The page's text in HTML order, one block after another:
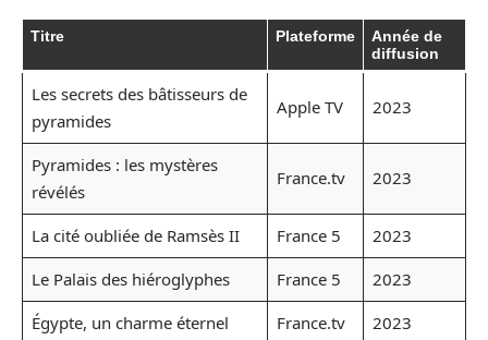
Titre Plateforme
Année de
diffusion
Les secrets des bâtisseurs de
pyramides
Apple TV 2023
Pyramides : les mystères
révélés
France.tv 2023
La cité oubliée de Ramsès II France 5
2023
Le Palais des hiéroglyphes
France 5
2023
Égypte, un charme éternel
France.tv 2023